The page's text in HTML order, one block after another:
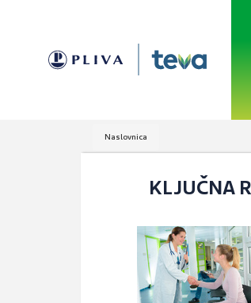
Naslovnica
KLJUČNA